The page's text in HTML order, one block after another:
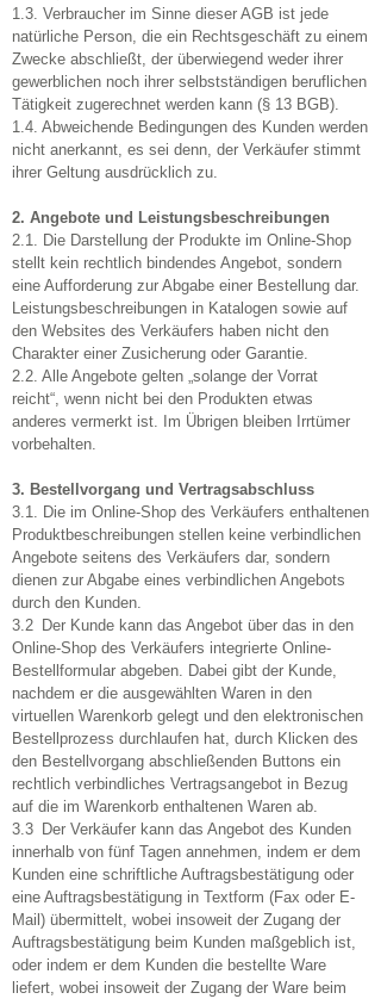
1.3. Verbraucher im Sinne dieser AGB ist jede
natürliche Person, die ein Rechtsgeschäft zu einem
Zwecke abschließt, der überwiegend weder ihrer
gewerblichen noch ihrer selbstständigen beruflichen
Tätigkeit zugerechnet werden kann (§ 13 BGB).
1.4. Abweichende Bedingungen des Kunden werden
nicht anerkannt, es sei denn, der Verkäufer stimmt
ihrer Geltung ausdrücklich zu.
2. Angebote und Leistungsbeschreibungen
2.1. Die Darstellung der Produkte im Online-Shop
stellt kein rechtlich bindendes Angebot, sondern
eine Aufforderung zur Abgabe einer Bestellung dar.
Leistungsbeschreibungen in Katalogen sowie auf
den Websites des Verkäufers haben nicht den
Charakter einer Zusicherung oder Garantie.
2.2. Alle Angebote gelten „solange der Vorrat
reicht“, wenn nicht bei den Produkten etwas
anderes vermerkt ist. Im Übrigen bleiben Irrtümer
vorbehalten.
3. Bestellvorgang und Vertragsabschluss
3.1. Die im Online-Shop des Verkäufers enthaltenen
Produktbeschreibungen stellen keine verbindlichen
Angebote seitens des Verkäufers dar, sondern
dienen zur Abgabe eines verbindlichen Angebots
durch den Kunden.
3.2 Der Kunde kann das Angebot über das in den
Online-Shop des Verkäufers integrierte Online-
Bestellformular abgeben. Dabei gibt der Kunde,
nachdem er die ausgewählten Waren in den
virtuellen Warenkorb gelegt und den elektronischen
Bestellprozess durchlaufen hat, durch Klicken des
den Bestellvorgang abschließenden Buttons ein
rechtlich verbindliches Vertragsangebot in Bezug
auf die im Warenkorb enthaltenen Waren ab.
3.3 Der Verkäufer kann das Angebot des Kunden
innerhalb von fünf Tagen annehmen, indem er dem
Kunden eine schriftliche Auftragsbestätigung oder
eine Auftragsbestätigung in Textform (Fax oder E-
Mail) übermittelt, wobei insoweit der Zugang der
Auftragsbestätigung beim Kunden maßgeblich ist,
oder indem er dem Kunden die bestellte Ware
liefert, wobei insoweit der Zugang der Ware beim